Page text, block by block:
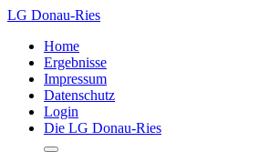
LG Donau-Ries
Home
Ergebnisse
Impressum
Datenschutz
Login
Die LG Donau-Ries